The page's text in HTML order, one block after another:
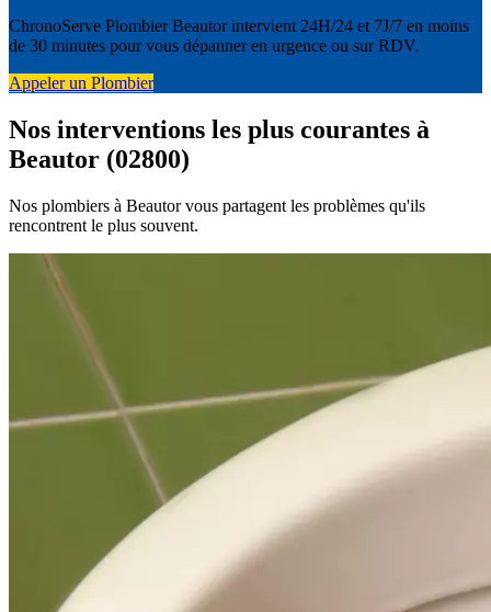
ChronoServe Plombier Beautor intervient 24H/24 et 7J/7 en moins
de 30 minutes pour vous dépanner en urgence ou sur RDV.
Appeler un Plombier
Nos interventions les plus courantes à
Beautor (02800)
Nos plombiers à Beautor vous partagent les problèmes qu'ils
rencontrent le plus souvent.